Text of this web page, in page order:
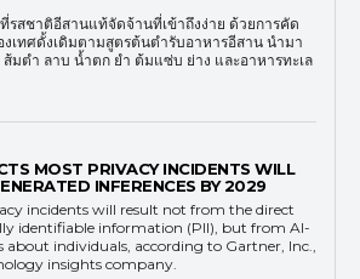
รสชาติอีสานแท้จัดจ้านที่เข้าถึงง่าย ด้วยการคัด
งเทศดั้งเดิมตามสูตรต้นตำรับอาหารอีสาน นำมา
มตำ ลาบ น้ำตก ยำ ต้มแซ่บ ย่าง และอาหารทะเล
MOST PRIVACY INCIDENTS WILL
INFERENCES BY 2029
incidents will result not from the direct
identifiable information (PII), but from AI-
about individuals, according to Gartner, Inc.,
insights company.